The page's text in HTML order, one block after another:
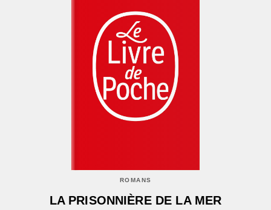
ROMANS
LA PRISONNIÈRE DE LA MER